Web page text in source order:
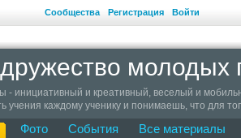
Сообщества Регистрация Войти
молодых
- инициативный и креативный, веселый и
учения каждому ученику и понимаешь, что для
идеи в жизнь и просто живи полной
Фото События Все материалы